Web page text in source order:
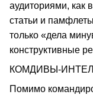
аудиториями, как
статьи и
только «дела
конструктивные
КОМДИВЫ-
Помимо